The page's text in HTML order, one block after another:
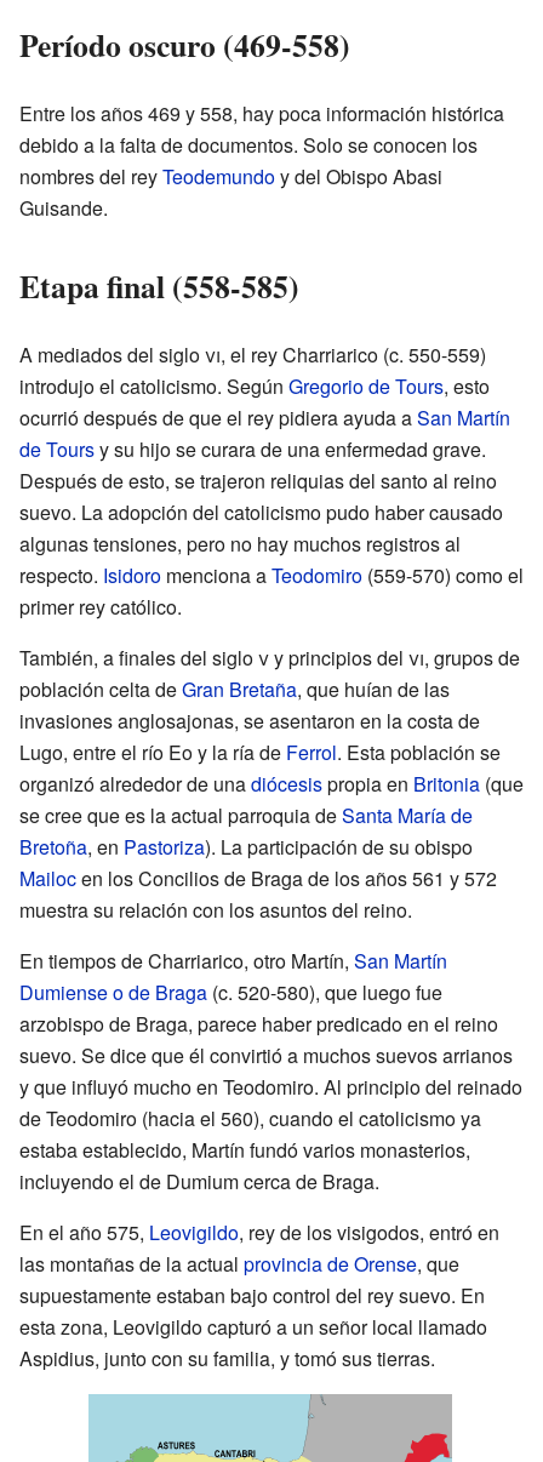
Período oscuro (469-558)
Entre los años 469 y 558, hay poca información histórica
debido a la falta de documentos. Solo se conocen los
nombres del reyTeodemundoy del Obispo Abasi
Guisande.
Etapa final (558-585)
A mediados del siglovi, el rey Charriarico (c. 550-559)
introdujo el catolicismo. Según Gregorio de Tours, esto
ocurrió después de que el rey pidiera ayuda aSan Martín
de Toursy su hijo se curara de una enfermedad grave.
Después de esto, se trajeron reliquias del santo al reino
suevo. La adopción del catolicismo pudo haber causado
algunas tensiones, pero no hay muchos registros al
respecto. Isidoro menciona aTeodomiro (559-570) como el
primer rey católico.
También, a finales del siglovy principios del vi, grupos de
población celta deGran Bretaña, que huían de las
invasiones anglosajonas, se asentaron en la costa de
Lugo, entre el río Eo y la ría de Ferrol. Esta población se
organizó alrededor de unadiócesispropia en Britonia (que
se cree que es la actual parroquia deSanta María de
Bretoña, en Pastoriza). La participación de su obispo
Mailocen los Concilios de Braga de los años 561 y 572
muestra su relación con los asuntos del reino.
En tiempos de Charriarico, otro Martín, San Martín
Dumiense o de Braga (c. 520-580), que luego fue
arzobispo de Braga, parece haber predicado en el reino
suevo. Se dice que él convirtió a muchos suevos arrianos
y que influyó mucho en Teodomiro. Al principio del reinado
de Teodomiro (hacia el 560), cuando el catolicismo ya
estaba establecido, Martín fundó varios monasterios,
incluyendo el de Dumium cerca de Braga.
En el año 575, Leovigildo, rey de los visigodos, entró en
las montañas de la actual provincia de Orense, que
supuestamente estaban bajo control del rey suevo. En
esta zona, Leovigildo capturó a un señor local llamado
Aspidius, junto con su familia, y tomó sus tierras.